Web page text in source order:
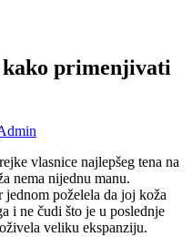
primenjivati
vlasnice najlepšeg tena na
nema nijednu manu.
jednom poželela da joj koža
i ne čudi što je u poslednje
veliku ekspanziju.